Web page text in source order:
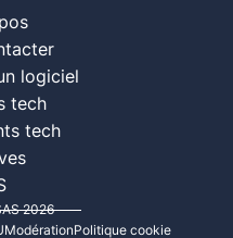
logiciel
tech
tech
2026
ModérationPolitique cookie